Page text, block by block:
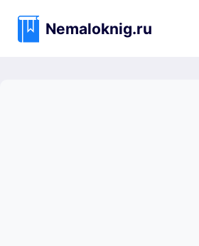
содержимому
Nemaloknig.ru